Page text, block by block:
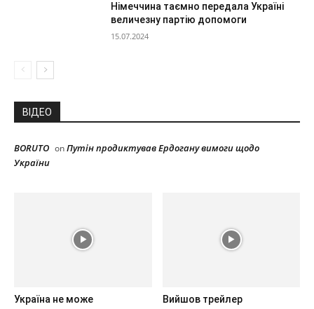
Німеччина таємно передала Україні
величезну партію допомоги
15.07.2024
ВІДЕО
BORUTO onПутін продиктував Ердогану вимоги щодо
України
Україна не може
Вийшов трейлер